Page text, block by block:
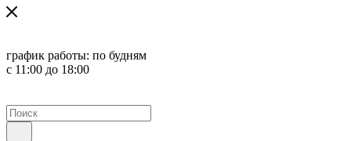
график работы: по будням
с 11:00 до 18:00